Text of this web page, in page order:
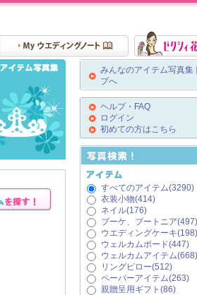
みんなのアイテム写真集
プへ
ヘルプ・FAQ
ログイン
初めての方はこちら
すべてのアイテム(3290)
衣装小物(414)
ネイル(176)
ブーケ、ブートニア(497)
ウエディングケーキ(198)
ウェルカムボード(447)
ウェルカムアイテム(668)
リングピロー(512)
ペーパーアイテム(263)
親贈呈用ギフト(86)